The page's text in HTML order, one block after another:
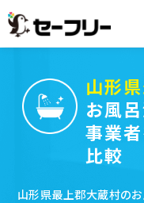
山形
お風
事業
比較
山形県最上郡大蔵村の